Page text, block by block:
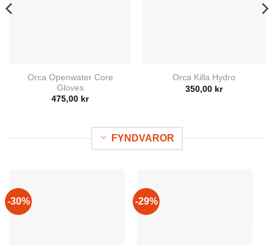
Orca Openwater Core
Gloves
475,00 kr
Orca Killa Hydro
350,00 kr
FYNDVAROR
-30% -29%